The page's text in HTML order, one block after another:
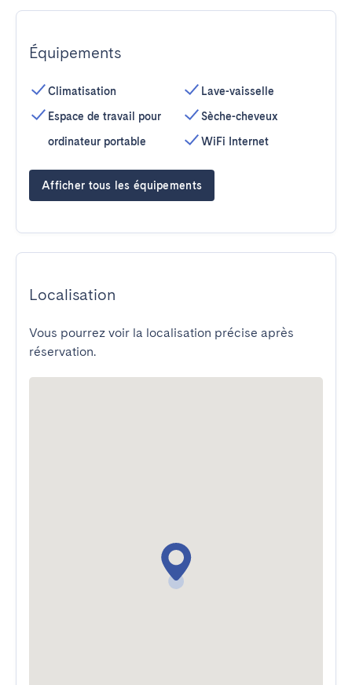
Équipements
Climatisation
Espace de travail pour
ordinateur portable
Lave-vaisselle
Sèche-cheveux
WiFi Internet
Afficher tous les équipements
Localisation
Vous pourrez voir la localisation précise après
réservation.